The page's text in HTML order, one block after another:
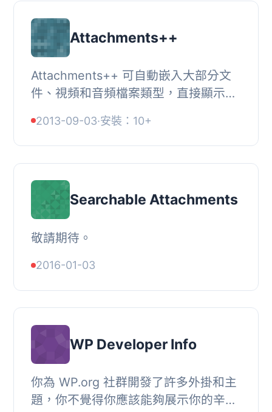
Attachments++
Attachments++ 可自動嵌入大部分文
件、視頻和音頻檔案類型，直接顯示在
頁的 Microsoft Word 文件來閱讀了。
此外，外掛與...
2013-09-03·安裝：10+
Searchable Attachments
敬請期待。
2016-01-03
WP Developer Info
你為 WP.org 社群開發了許多外掛和主
題，你不覺得你應該能夠展示你的辛勤